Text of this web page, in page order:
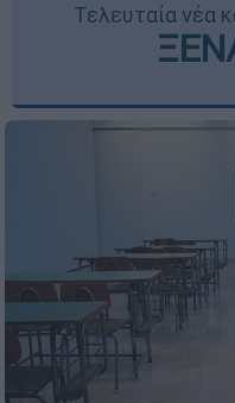
Τελευταία νέα